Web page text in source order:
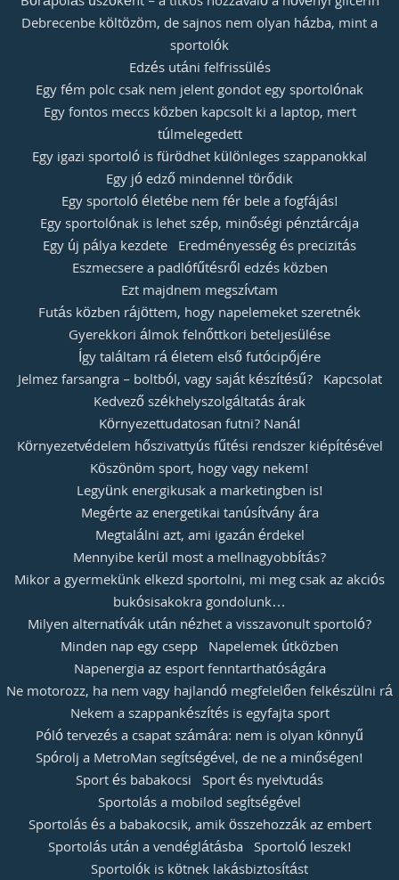
Debrecenbe költözöm, de sajnos nem olyan házba, mint a
sportolók
Edzés utáni felfrissülés
Egy fém polc csak nem jelent gondot egy sportolónak
Egy fontos meccs közben kapcsolt ki a laptop, mert
túlmelegedett
Egy igazi sportoló is fürödhet különleges szappanokkal
Egy jó edző mindennel törődik
Egy sportoló életébe nem fér bele a fogfájás!
Egy sportolónak is lehet szép, minőségi pénztárcája
Egy új pálya kezdete Eredményesség és precizitás
Eszmecsere a padlófűtésről edzés közben
Ezt majdnem megszívtam
Futás közben rájöttem, hogy napelemeket szeretnék
Gyerekkori álmok felnőttkori beteljesülése
Így találtam rá életem első futócipőjére
Jelmez farsangra – boltból, vagy saját készítésű? Kapcsolat
Kedvező székhelyszolgáltatás árak
Környezettudatosan futni? Naná!
Környezetvédelem hőszivattyús fűtési rendszer kiépítésével
Köszönöm sport, hogy vagy nekem!
Legyünk energikusak a marketingben is!
Megérte az energetikai tanúsítvány ára
Megtalálni azt, ami igazán érdekel
Mennyibe kerül most a mellnagyobbítás?
Mikor a gyermekünk elkezd sportolni, mi meg csak az akciós
bukósisakokra gondolunk…
Milyen alternatívák után nézhet a visszavonult sportoló?
Minden nap egy csepp Napelemek útközben
Napenergia az esport fenntarthatóságára
Ne motorozz, ha nem vagy hajlandó megfelelően felkészülni rá
Nekem a szappankészítés is egyfajta sport
Póló tervezés a csapat számára: nem is olyan könnyű
Spórolj a MetroMan segítségével, de ne a minőségen!
Sport és babakocsi Sport és nyelvtudás
Sportolás a mobilod segítségével
Sportolás és a babakocsik, amik összehozzák az embert
Sportolás után a vendéglátásba Sportoló leszek!
Sportolók is kötnek lakásbiztosítást